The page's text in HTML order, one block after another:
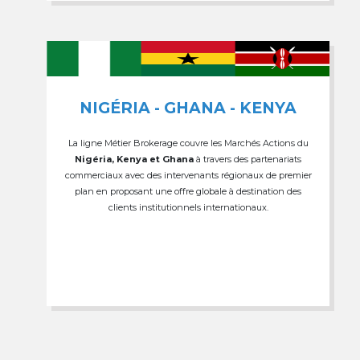
NIGÉRIA - GHANA - KENYA
La ligne Métier Brokerage couvre les Marchés Actions du
Nigéria, Kenya et Ghana à travers des partenariats
commerciaux avec des intervenants régionaux de premier
plan en proposant une offre globale à destination des
clients institutionnels internationaux.